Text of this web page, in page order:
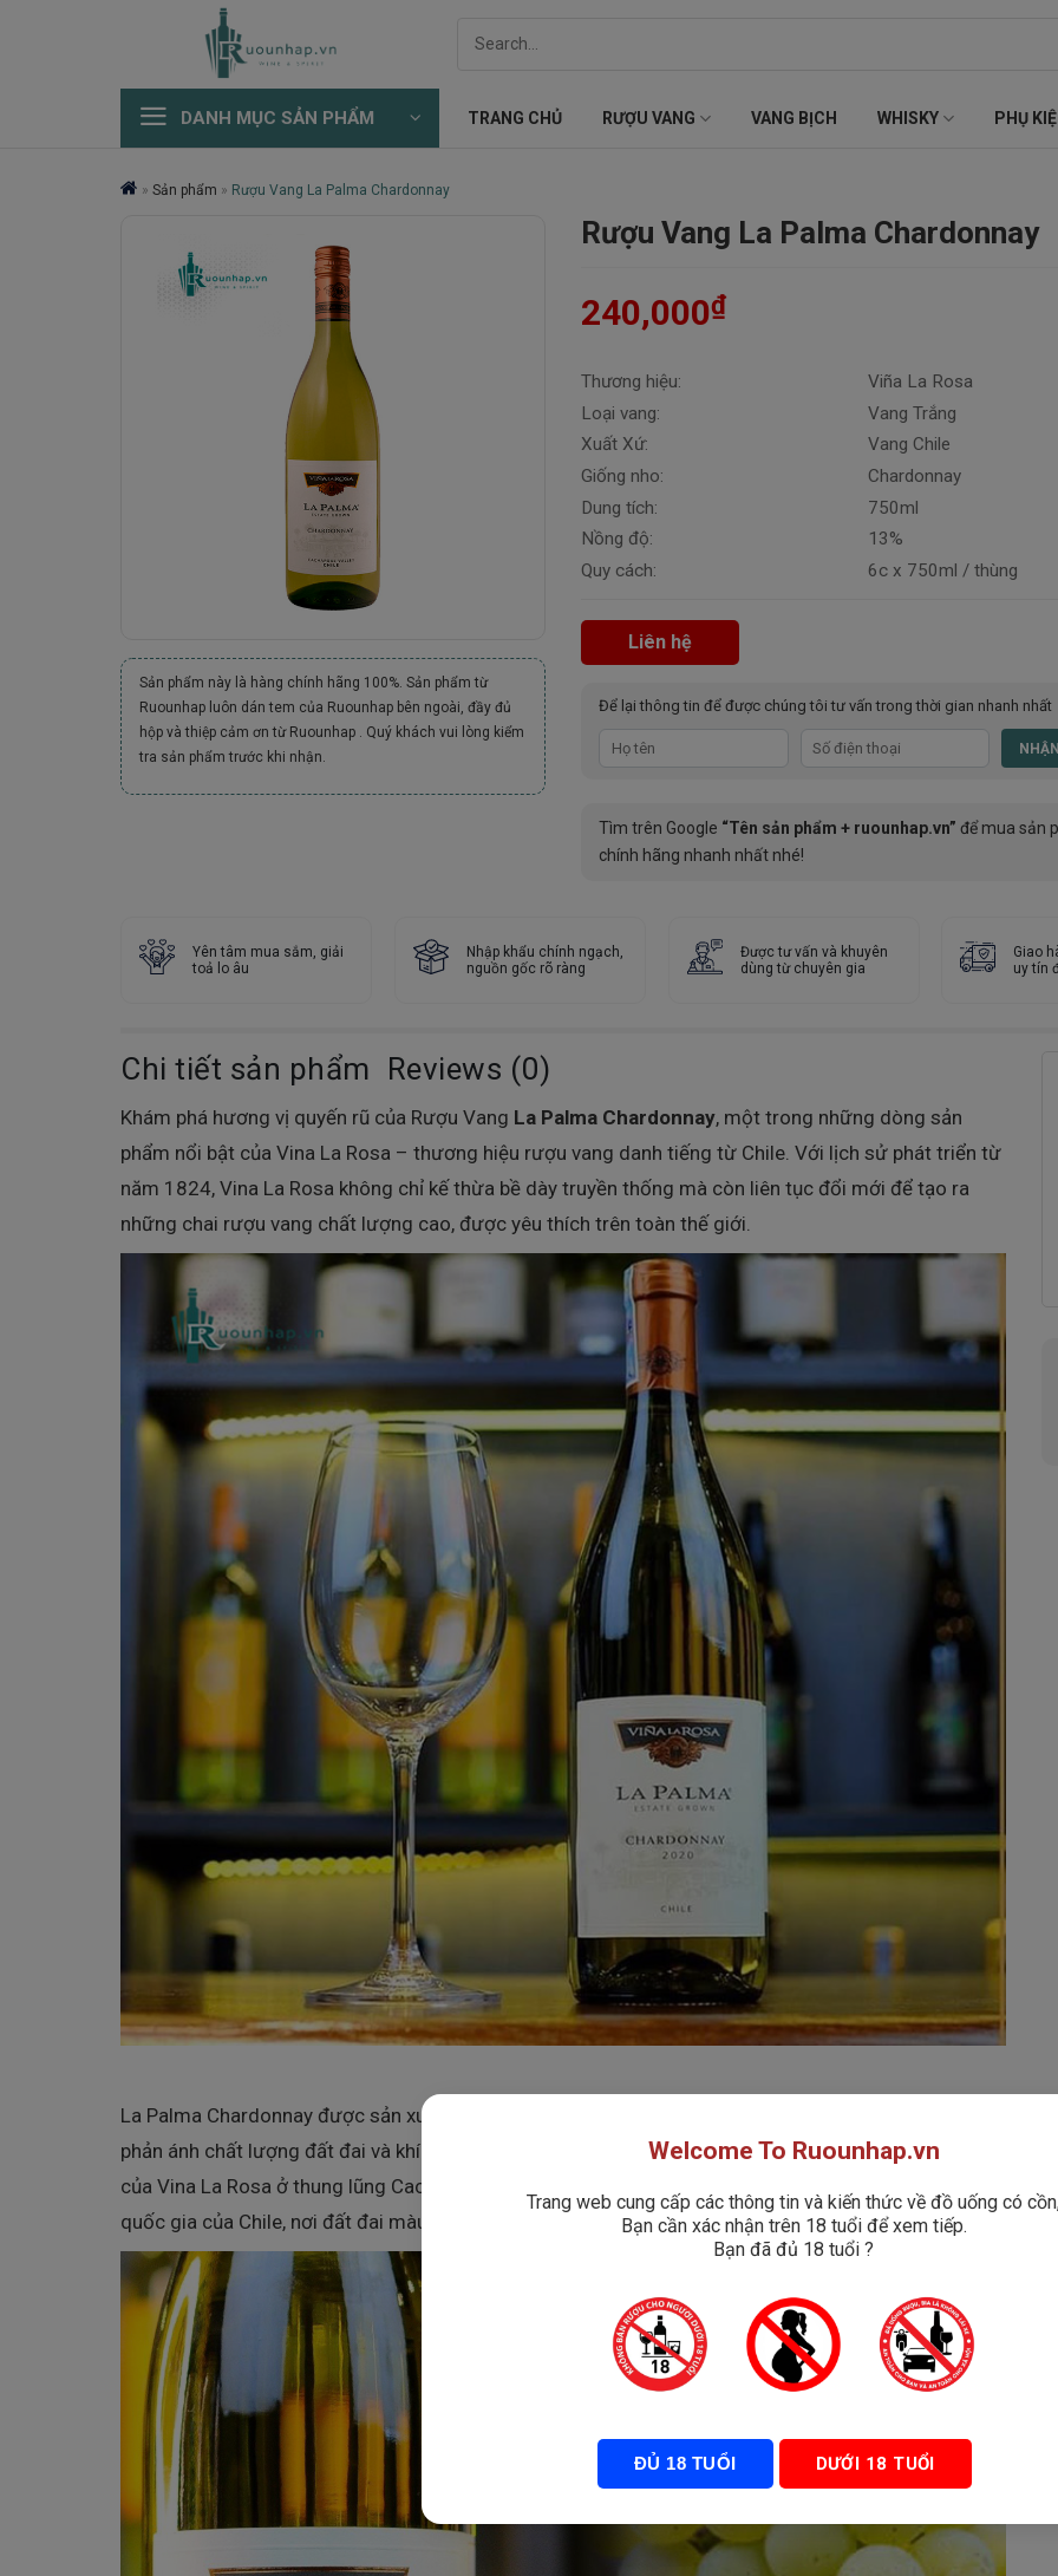
DANH MỤC SẢN PHẨM TRANG CHỦ RƯỢU VANG VANG BỊCH WHISKY PHỤ
» Sản phẩm » Rượu Vang La Palma Chardonnay
Sản phẩm này là hàng chính hãng 100%. Sản phẩm từ
Ruounhap luôn dán tem của Ruounhap bên ngoài, đầy đủ
hộp và thiệp cảm ơn từ Ruounhap . Quý khách vui lòng kiểm
tra sản phẩm trước khi nhận.
Rượu Vang La Palma Chardonnay
240,000₫
Thương hiệu:
Loại vang:
Xuất Xứ:
Giống nho:
Dung tích:
Nồng độ:
Quy cách:
Viña La Rosa
Vang Trắng
Vang Chile
Chardonnay
750ml
13%
6c x 750ml / thùng
Liên hệ
Để lại thông tin để được chúng tôi tư vấn trong thời gian nhanh nhất
Tìm trên Google “Tên sản phẩm + ruounhap.vn” để mua sản
chính hãng nhanh nhất nhé!
Yên tâm mua sắm, giải
toả lo âu
Nhập khẩu chính ngạch,
nguồn gốc rõ ràng
Được tư vấn và khuyên
dùng từ chuyên gia
Giao
uy tín
Chi tiết sản phẩm Reviews (0)
Khám phá hương vị quyến rũ của Rượu Vang La Palma Chardonnay, một trong những dòng sản
phẩm nổi bật của Vina La Rosa – thương hiệu rượu vang danh tiếng từ Chile. Với lịch sử phát triển từ
năm 1824, Vina La Rosa không chỉ kế thừa bề dày truyền thống mà còn liên tục đổi mới để tạo ra
những chai rượu vang chất lượng cao, được yêu thích trên toàn thế giới.
La Palma Chardonnay được sản xuất hoàn toàn từ giống nho Chardonnay, nổi tiếng với khả năng
phản ánh chất lượng đất đai và khí hậu nơi nó được trồng. Nho được canh tác tại ba vườn nho chính
của Vina La Rosa ở thung lũng Cachapoal, trong đó có một vườn nằm trong khu bảo tồn thiên nhiên
quốc gia của Chile, nơi đất đai màu mỡ tạo điều kiện lý tưởng để phát triển.
Welcome To Ruounhap.vn
Trang web cung cấp các thông tin và kiến thức về đồ uống có
Bạn cần xác nhận trên 18 tuổi để xem tiếp.
Bạn đã đủ 18 tuổi ?
ĐỦ 18 TUỔI DƯỚI 18 TUỔI